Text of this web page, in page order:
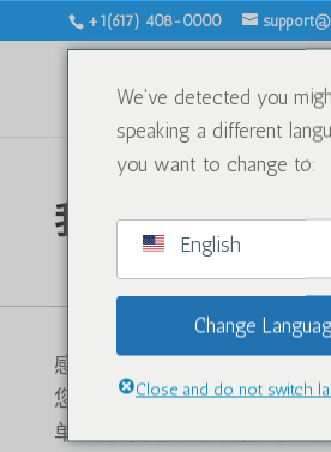
+1(617) 408-0000
我的账户
欢迎访问您的帐户
Muelear 美国
感谢您的选择
您的个性化控制面板，您可
单、追踪发货、更新信息以
We've detected you
speaking a different
you want to change to:
English
Change
Close and do not switch